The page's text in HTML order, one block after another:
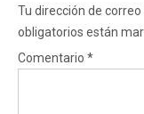
Tu dirección de
obligatorios están
Comentario *